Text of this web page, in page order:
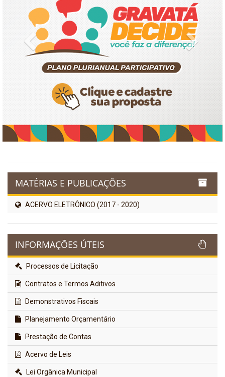
Previous
MATÉRIAS E PUBLICAÇÕES
ACERVO ELETRÔNICO (2017 - 2020)
INFORMAÇÕES ÚTEIS
Processos de Licitação
Contratos e Termos Aditivos
Demonstrativos Fiscais
Planejamento Orçamentário
Prestação de Contas
Acervo de Leis
Lei Orgânica Municipal